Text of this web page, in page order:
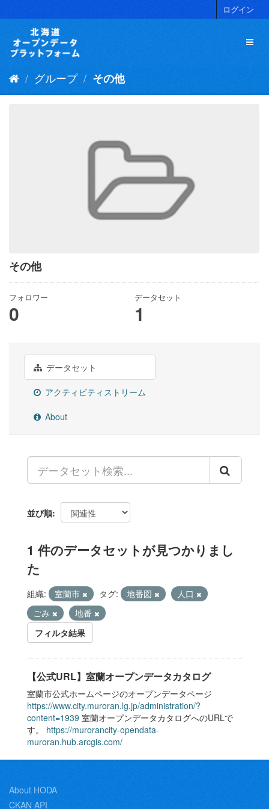
キ
ログイン
グループ その他
その他
フォロワー
0
データセット
1
データセット
アクティビティストリーム
About
並び順
1 件のデータセットが見つかりまし
た
組織: 室蘭市 タグ: 地番図
人口
ごみ
地番
フィルタ結果
【公式URL】室蘭オープンデータカタログ
室蘭市公式ホームページのオープンデータページ
https://www.city.muroran.lg.jp/administration/?
content=1939 室蘭オープンデータカタログへのURLで
す。 https://murorancity-opendata-
muroran.hub.arcgis.com/
About HODA
CKAN API